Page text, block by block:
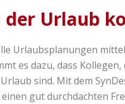
der Urlaub
Urlaubsplanungen
es dazu, dass
sind. Mit dem
einen gut durchdachten